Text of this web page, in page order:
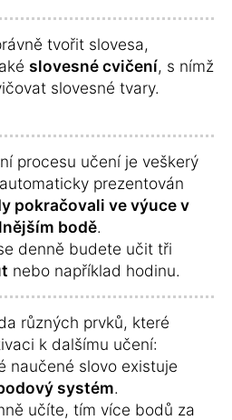
tvořit slovesa,
slovesné cvičení, s nímž
slovesné tvary.
procesu učení je veškerý
prezentován
pokračovali ve výuce v
bodě.
denně budete učit tři
nebo například hodinu.
různých prvků, které
k dalšímu učení:
naučené slovo existuje
systém.
učíte, tím více bodů za